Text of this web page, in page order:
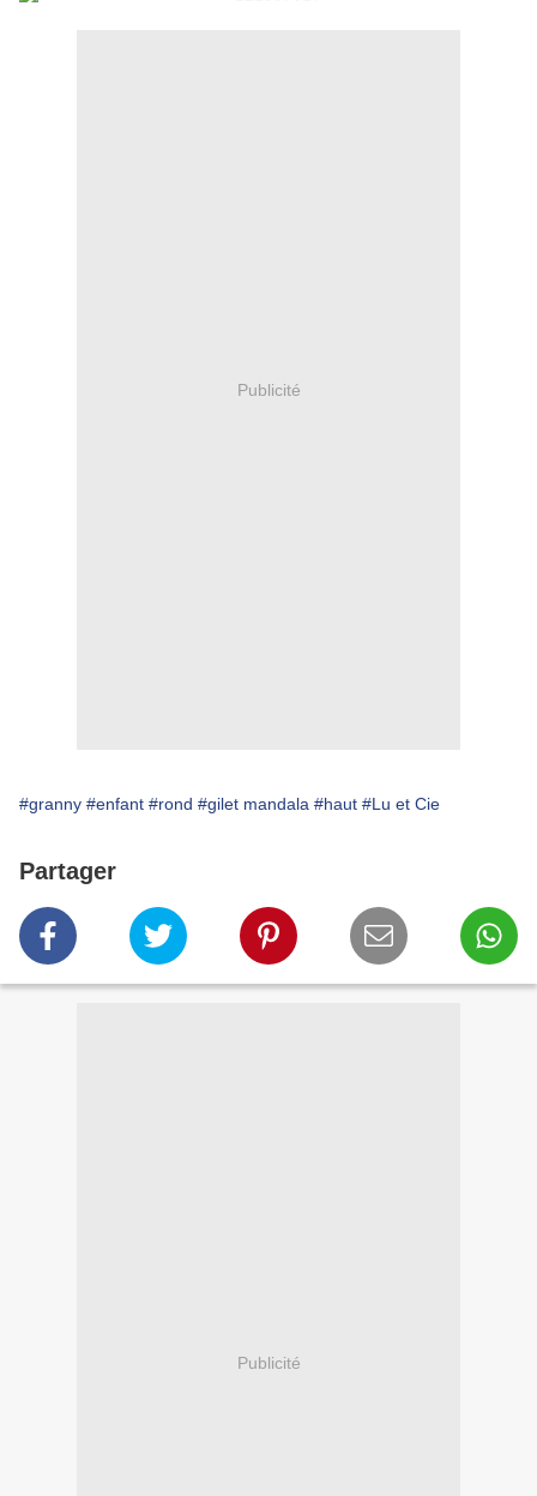
Publicité
#granny #enfant #rond #gilet mandala #haut #Lu et Cie
Partager
Publicité